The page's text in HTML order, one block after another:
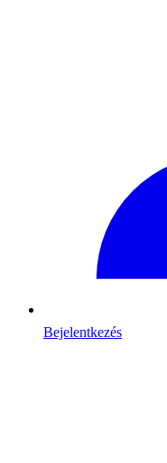
Bejelentkezés